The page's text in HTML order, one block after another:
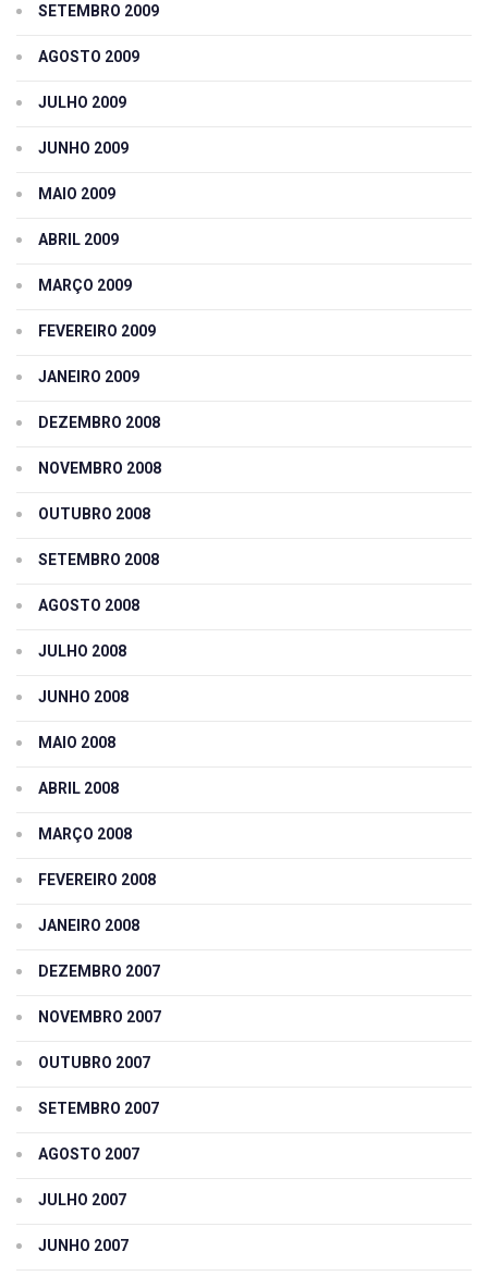
SETEMBRO 2009
AGOSTO 2009
JULHO 2009
JUNHO 2009
MAIO 2009
ABRIL 2009
MARÇO 2009
FEVEREIRO 2009
JANEIRO 2009
DEZEMBRO 2008
NOVEMBRO 2008
OUTUBRO 2008
SETEMBRO 2008
AGOSTO 2008
JULHO 2008
JUNHO 2008
MAIO 2008
ABRIL 2008
MARÇO 2008
FEVEREIRO 2008
JANEIRO 2008
DEZEMBRO 2007
NOVEMBRO 2007
OUTUBRO 2007
SETEMBRO 2007
AGOSTO 2007
JULHO 2007
JUNHO 2007